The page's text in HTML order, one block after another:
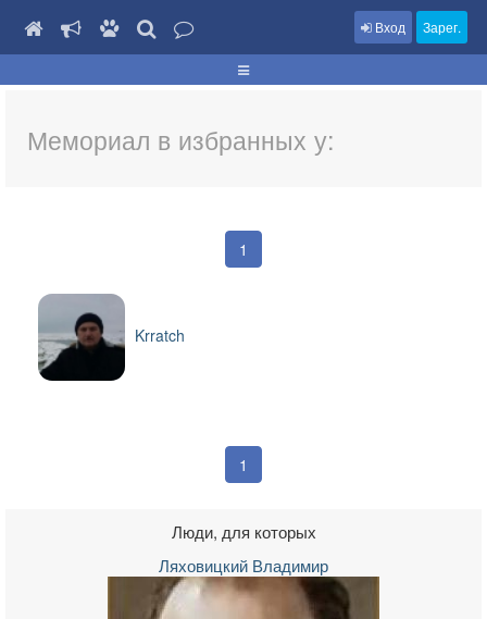
Вход Зарег.
Мемориал в избранных у:
1
Krratch
1
Люди, для которых
Ляховицкий Владимир